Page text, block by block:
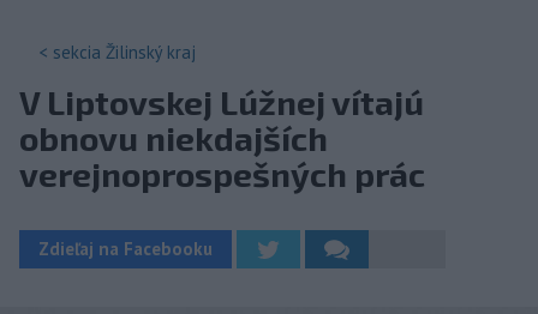
< sekcia Žilinský kraj
V Liptovskej Lúžnej vítajú
obnovu niekdajších
verejnoprospešných prác
Zdieľaj na Facebooku